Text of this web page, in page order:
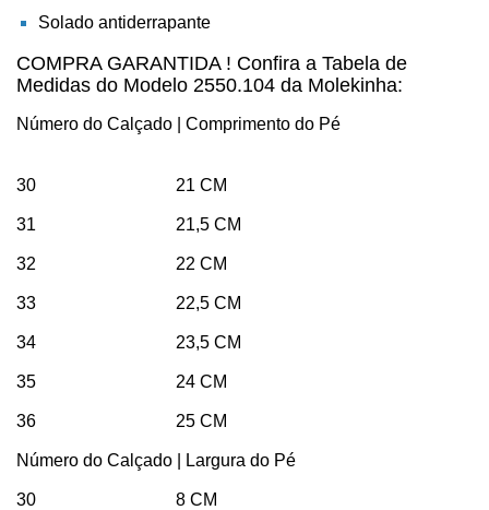
Solado antiderrapante
COMPRA GARANTIDA ! Confira a Tabela de
Medidas do Modelo 2550.104 da Molekinha:
Número do Calçado | Comprimento do Pé
30 21 CM
31 21,5 CM
32 22 CM
33 22,5 CM
34 23,5 CM
35 24 CM
36 25 CM
Número do Calçado | Largura do Pé
30 8 CM